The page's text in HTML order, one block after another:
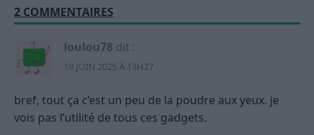
2 COMMENTAIRES
loulou78 dit :
18 JUIN 2025 À 13H27
bref, tout ça c’est un peu de la poudre aux yeux. je
vois pas l’utilité de tous ces gadgets.